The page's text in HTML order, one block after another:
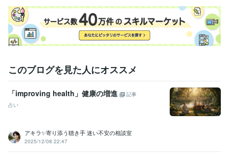
自信が生まれる、人間関係が良くなる
仕事も良い流れになる、愛を持って他者と関われる
そんな幸せの連鎖を起こせるのが「セルフラブ」です！
マーケティング / 広告・宣伝・プロモーション
カスタマーサポート・カスタマーサクセス / コールセンター管理・運
営
経験年数 : 3年
ライフスタイル・その他 / 占い師
受賞歴
2025年3月✨ゴールドランクに昇格できました☘️
チナランクに昇格できました❤️
このブログを見た人にオススメ
「improving health」健康の増進
記事
占い
アキラ✨寄り添う聴き手 迷い不安の相談室
2025/12/08 22:47